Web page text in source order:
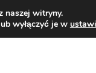
naszej witryny.
wyłączyć je w